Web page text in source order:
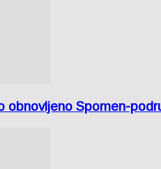
obnovljeno Spomen-